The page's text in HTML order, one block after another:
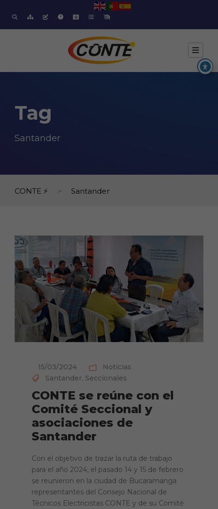
Tag
Santander
CONTE ⚡ > Santander
15/03/2024
Noticias
Santander, Seccionales
CONTE se reúne con el
Comité Seccional y
asociaciones de
Santander
Con el objetivo de trazar la ruta de trabajo
para el año 2024, el pasado 14 y 15 de febrero
se reunieron en la ciudad de Bucaramanga
representantes del Consejo Nacional de
Técnicos Electricistas CONTE y de su Comité